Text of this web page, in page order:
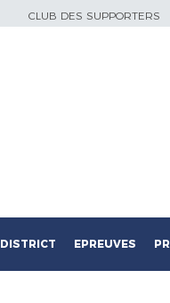
CLUB DES SUPPORTERS
DISTRICT EPREUVES